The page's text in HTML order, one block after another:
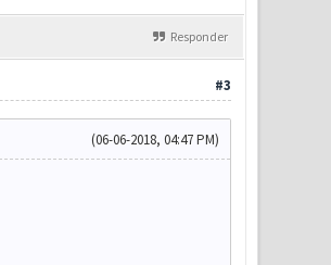
Responder
#3
(06-06-2018, 04:47 PM)